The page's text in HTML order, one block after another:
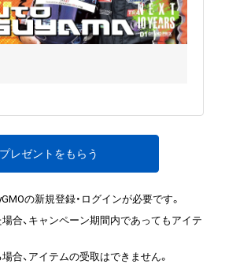
プレゼントをもらう
の新規登録・ログインが必要です。
合、キャンペーン期間内であってもアイテ
合、アイテムの受取はできません。